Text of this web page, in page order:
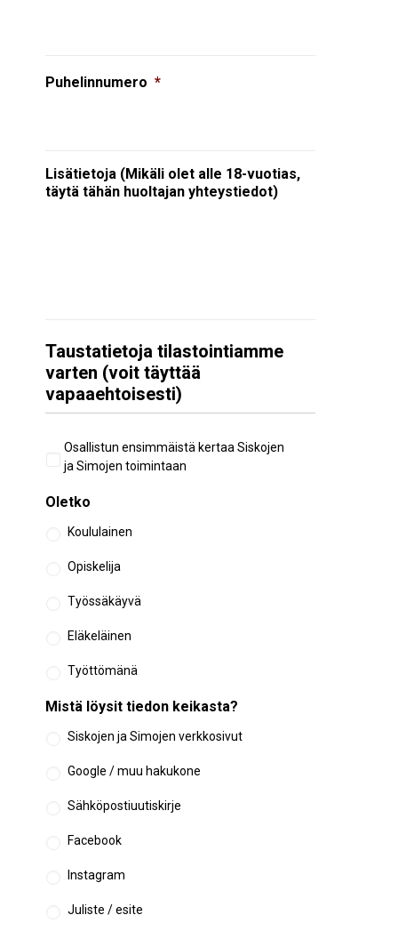
Puhelinnumero *
Lisätietoja (Mikäli olet alle 18-vuotias,
täytä tähän huoltajan yhteystiedot)
Taustatietoja tilastointiamme
varten (voit täyttää
vapaaehtoisesti)
Aiempi
osallistuminen
Osallistun ensimmäistä kertaa Siskojen
ja Simojen toimintaan
Oletko
Koululainen
Opiskelija
Työssäkäyvä
Eläkeläinen
Työttömänä
Mistä löysit tiedon keikasta?
Siskojen ja Simojen verkkosivut
Google / muu hakukone
Sähköpostiuutiskirje
Facebook
Instagram
Juliste / esite